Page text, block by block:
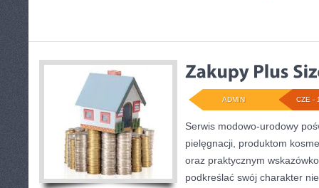
CZE -
ADMIN
Serwis modowo-urodowy
pielęgnacji, produktom
oraz praktycznym
podkreślać swój charakter